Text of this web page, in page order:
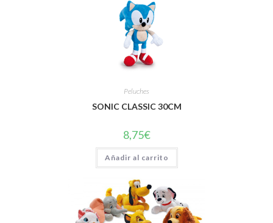
Peluches
SONIC CLASSIC 30CM
8,75€
Añadir al carrito